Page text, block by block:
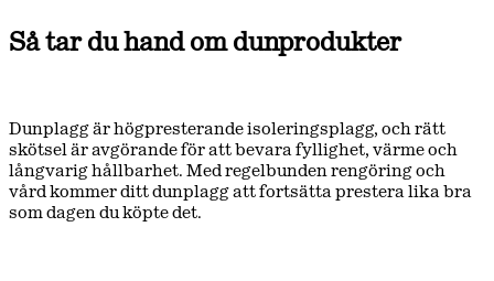
Så tar du hand om dunprodukter
Dunplagg är högpresterande isoleringsplagg, och rätt
skötsel är avgörande för att bevara fyllighet, värme och
långvarig hållbarhet. Med regelbunden rengöring och
vård kommer ditt dunplagg att fortsätta prestera lika bra
som dagen du köpte det.